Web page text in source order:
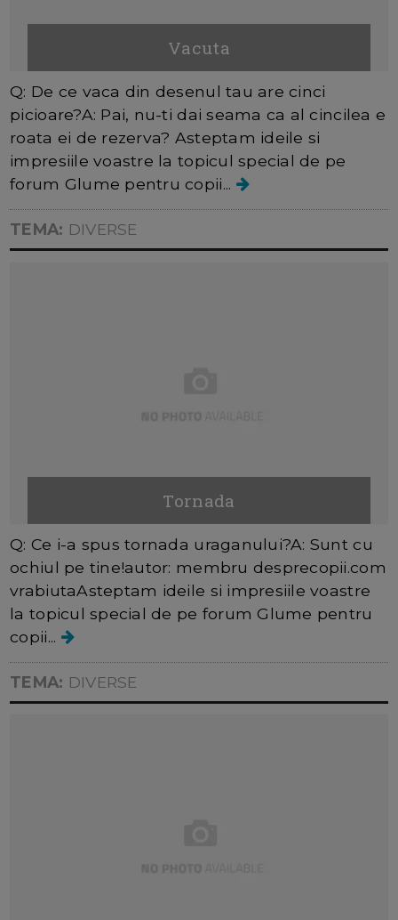
Vacuta
Q: De ce vaca din desenul tau are cinci
picioare?A: Pai, nu-ti dai seama ca al cincilea e
roata ei de rezerva? Asteptam ideile si
impresiile voastre la topicul special de pe
forum Glume pentru copii...
TEMA: DIVERSE
Tornada
Q: Ce i-a spus tornada uraganului?A: Sunt cu
ochiul pe tine!autor: membru desprecopii.com
vrabiutaAsteptam ideile si impresiile voastre
la topicul special de pe forum Glume pentru
copii...
TEMA: DIVERSE